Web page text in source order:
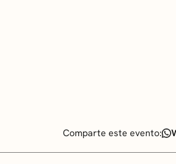
Comparte este evento: